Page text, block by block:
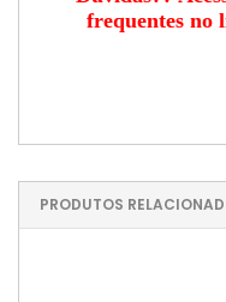
frequentes no
PRODUTOS